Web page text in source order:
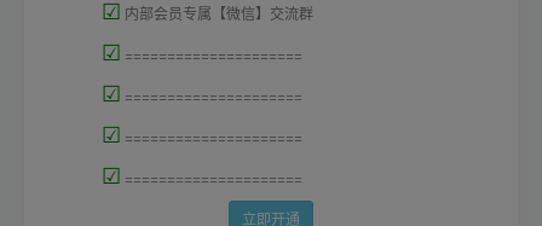
☑ 内部会员专属【微信】交流群
☑ =====================
☑ =====================
☑ =====================
☑ =====================
立即开通